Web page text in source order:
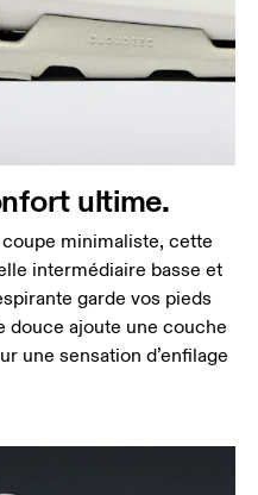
ultime.
minimaliste, cette
intermédiaire basse et
garde vos pieds
douce ajoute une couche
une sensation d’enfilage